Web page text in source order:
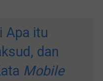
Apa itu
dan
Mobile